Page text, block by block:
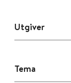
Utgiver
Tema